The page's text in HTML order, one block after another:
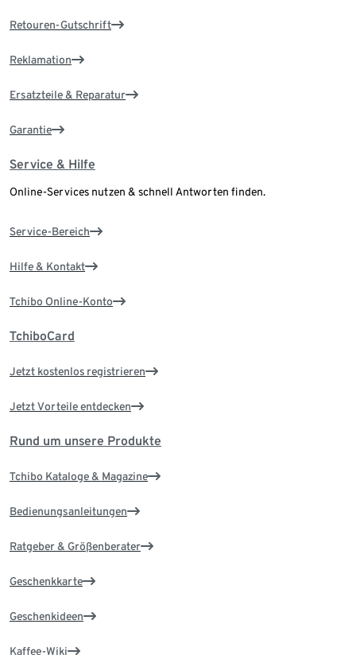
Retouren-Gutschrift
Reklamation
Ersatzteile & Reparatur
Garantie
Service & Hilfe
Online-Services nutzen & schnell Antworten finden.
Service-Bereich
Hilfe & Kontakt
Tchibo Online-Konto
TchiboCard
Jetzt kostenlos registrieren
Jetzt Vorteile entdecken
Rund um unsere Produkte
Tchibo Kataloge & Magazine
Bedienungsanleitungen
Ratgeber & Größenberater
Geschenkkarte
Geschenkideen
Kaffee-Wiki